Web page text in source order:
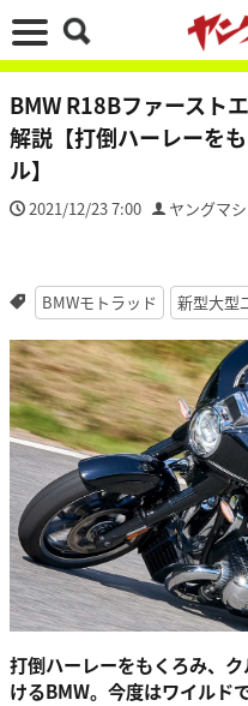
BMW R18Bファースト
解説【打倒ハーレーを
ル】
2021/12/23 7:00 ヤングマ
BMWモトラッド 新型大型
打倒ハーレーをもくろみ、
けるBMW。今度はワイルド